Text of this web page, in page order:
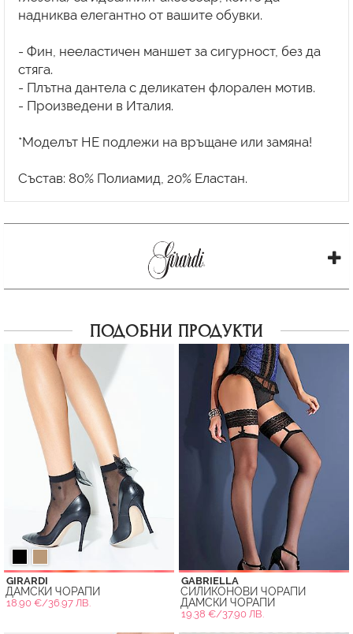
надниква елегантно от вашите обувки.
- Фин, нееластичен маншет за сигурност, без да
стяга.
- Плътна дантела с деликатен флорален мотив.
- Произведени в Италия.
*Моделът НЕ подлежи на връщане или замяна!
ПОДОБНИ ПРОДУКТИ
GIRARDI
ДАМСКИ ЧОРАПИ
18.90 €/36.97 ЛВ.
GABRIELLA
СИЛИКОНОВИ ЧОРАПИ
ДАМСКИ ЧОРАПИ
19.38 €/37.90 ЛВ.